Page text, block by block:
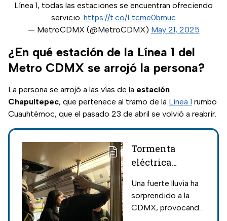
Línea 1, todas las estaciones se encuentran ofreciendo
servicio. https://t.co/Ltcme0bmuc
— MetroCDMX (@MetroCDMX) May 21, 2025
¿En qué estación de la Línea 1 del
Metro CDMX se arrojó la persona?
La persona se arrojó a las vías de la estación
Chapultepec, que pertenece al tramo de la Línea 1 rumbo
Cuauhtémoc, que el pasado 23 de abril se volvió a reabrir.
Tormenta
eléctrica
lenta líneas del
Metro CDMX y
Una fuerte lluvia ha
sorprendido a la
CDMX, provocando